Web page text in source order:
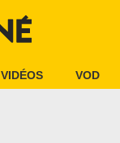
VIDÉOS VOD